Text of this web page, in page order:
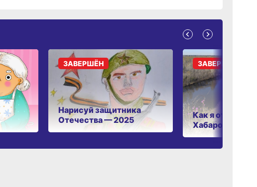
Нарисуй защитника
Отечества — 2025
ЗАВЕРШЁН
Как я отдыхаю в
Хабаровском
ЗАВЕРШЁН